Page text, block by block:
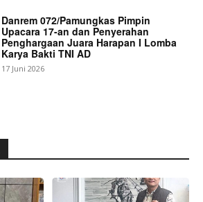
Danrem 072/Pamungkas Pimpin
Upacara 17-an dan Penyerahan
Penghargaan Juara Harapan I Lomba
Karya Bakti TNI AD
17 Juni 2026